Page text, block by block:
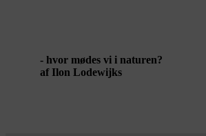
- hvor mødes vi i naturen?
af Ilon Lodewijks